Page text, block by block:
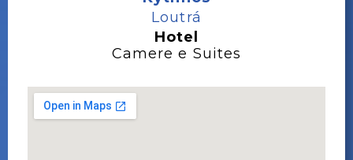
Loutrá
Hotel
Camere e Suites